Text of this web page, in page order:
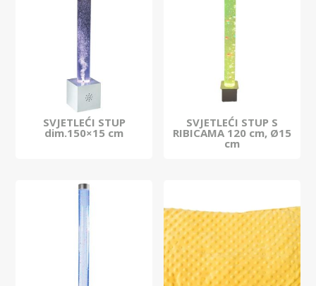
SVJETLEĆI STUP
dim.150×15 cm
SVJETLEĆI STUP S
RIBICAMA 120 cm, Ø15
cm